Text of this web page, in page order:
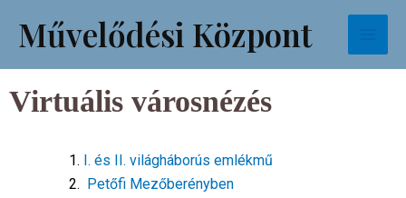
Művelődési Központ
Virtuális városnézés
I. és II. világháborús emlékmű
Petőfi Mezőberényben